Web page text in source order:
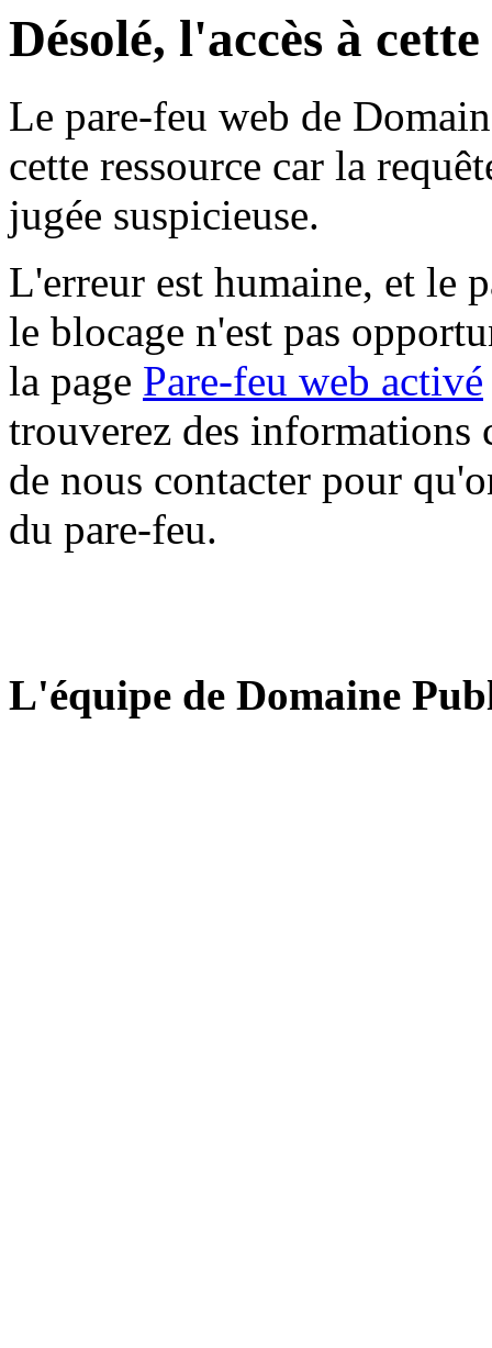
Désolé, l'accès à
Le pare-feu web de
cette ressource car la
jugée suspicieuse.
L'erreur est humaine, et le
le blocage n'est pas
la page Pare-feu web activé
trouverez des informations
de nous contacter pour
du pare-feu.
L'équipe de Domaine